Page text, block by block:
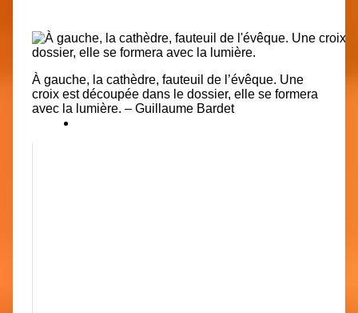
À gauche, la cathèdre, fauteuil de l’évêque. Une
croix est découpée dans le dossier, elle se formera
avec la lumière. – Guillaume Bardet